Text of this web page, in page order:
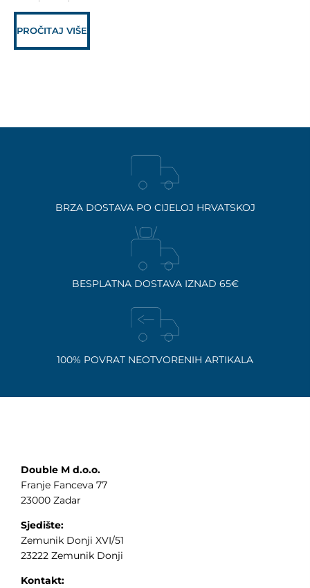
PROČITAJ VIŠE
BRZA DOSTAVA PO CIJELOJ HRVATSKOJ
BESPLATNA DOSTAVA IZNAD 65€
100% POVRAT NEOTVORENIH ARTIKALA
Double M d.o.o.
Franje Fanceva 77
23000 Zadar
Sjedište:
Zemunik Donji XVI/51
23222 Zemunik Donji
Kontakt: